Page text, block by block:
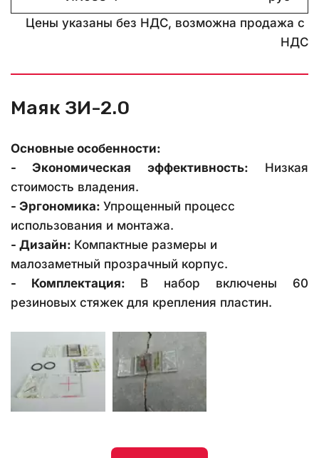
Цены указаны без НДС, возможна продажа с
НДС
Маяк ЗИ-2.0
Основные особенности:
- Экономическая эффективность: Низкая
стоимость владения.
- Эргономика: Упрощенный процесс
использования и монтажа.
- Дизайн: Компактные размеры и
малозаметный прозрачный корпус.
- Комплектация: В набор включены 60
резиновых стяжек для крепления пластин.